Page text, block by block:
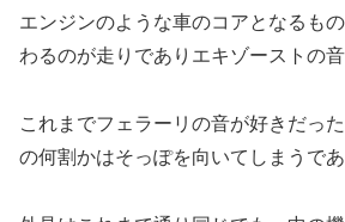
エンジンのような車のコアとなるも
わるのが走りでありエキゾーストの音
これまでフェラーリの音が好きだっ
の何割かはそっぽを向いてしまうであ